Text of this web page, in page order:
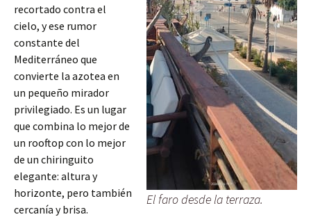
El faro desde la terraza.
recortado contra el
cielo, y ese rumor
constante del
Mediterráneo que
convierte la azotea en
un pequeño mirador
privilegiado. Es un lugar
que combina lo mejor de
un rooftop con lo mejor
de un chiringuito
elegante: altura y
horizonte, pero también
cercanía y brisa.